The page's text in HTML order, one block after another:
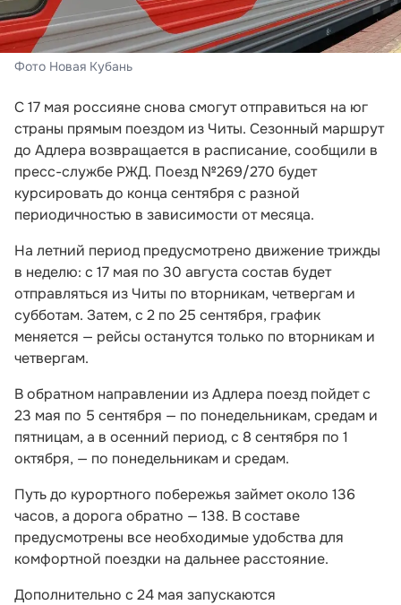
Фото Новая Кубань
С 17 мая россияне снова смогут отправиться на юг
страны прямым поездом из Читы. Сезонный маршрут
до Адлера возвращается в расписание, сообщили в
пресс-службе РЖД. Поезд №269/270 будет
курсировать до конца сентября с разной
периодичностью в зависимости от месяца.
На летний период предусмотрено движение трижды
в неделю: с 17 мая по 30 августа состав будет
отправляться из Читы по вторникам, четвергам и
субботам. Затем, с 2 по 25 сентября, график
меняется — рейсы останутся только по вторникам и
четвергам.
В обратном направлении из Адлера поезд пойдет с
23 мая по 5 сентября — по понедельникам, средам и
пятницам, а в осенний период, с 8 сентября по 1
октября, — по понедельникам и средам.
Путь до курортного побережья займет около 136
часов, а дорога обратно — 138. В составе
предусмотрены все необходимые удобства для
комфортной поездки на дальнее расстояние.
Дополнительно с 24 мая запускаются